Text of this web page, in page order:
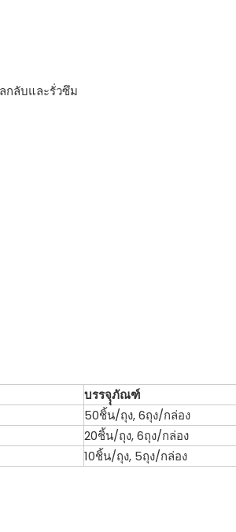
กลับและรั่วซึม
บรรจุุภัณฑ์
50ชิ้น/ถุง, 6ถุง/กล่อง
20ชิ้น/ถุง, 6ถุง/กล่อง
10ชิ้น/ถุง, 5ถุง/กล่อง